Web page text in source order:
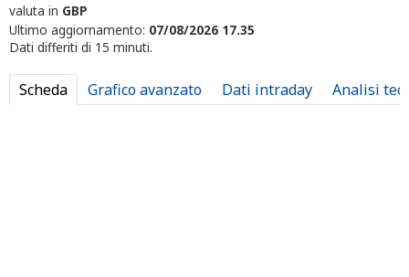
valuta in GBP
Ultimo aggiornamento: 07/08/2026 17.35
Dati differiti di 15 minuti.
Scheda Grafico avanzato Dati intraday Analisi